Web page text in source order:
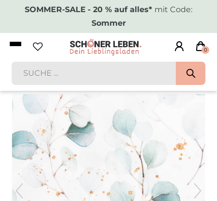
SOMMER-SALE - 20 % auf alles* mit Code:
Sommer
0